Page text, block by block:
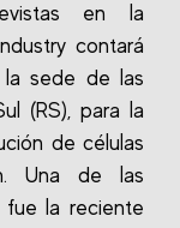
en la
contará
sede de las
(RS), para la
de células
Una de las
fue la reciente